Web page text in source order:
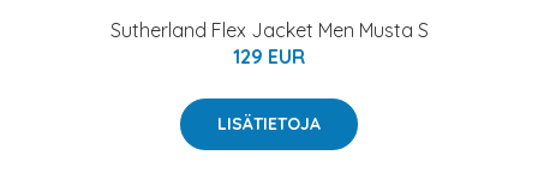
Sutherland Flex Jacket Men Musta S
129 EUR
LISÄTIETOJA